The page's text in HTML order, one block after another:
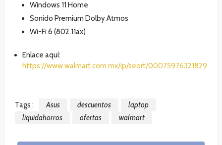
Windows 11 Home
Sonido Premium Dolby Atmos
Wi-Fi 6 (802.11ax)
Enlace aquí:
https://www.walmart.com.mx/ip/seort/00075976321829
Tags : Asus descuentos
laptop
liquidahorros
ofertas walmart